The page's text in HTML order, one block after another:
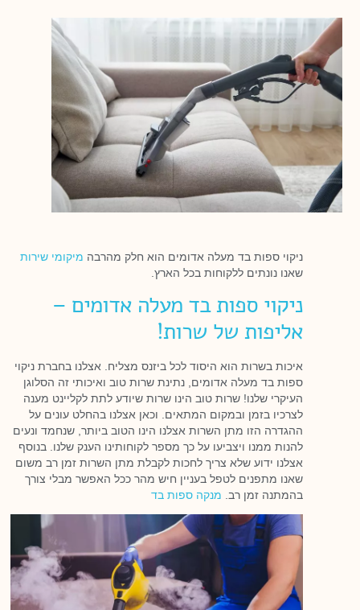
ניקוי ספות בד מעלה אדומים הוא חלק מהרבה מיקומי שירות
שאנו נונתים ללקוחות בכל הארץ.
ניקוי ספות בד מעלה אדומים –
אליפות של שרות!
איכות בשרות הוא היסוד לכל ביזנס מצליח. אצלנו בחברת ניקוי
ספות בד מעלה אדומים, נתינת שרות טוב ואיכותי זה הסלוגן
העיקרי שלנו! שרות טוב הינו שרות שיודע לתת לקליינט מענה
לצרכיו בזמן ובמקום המתאים. וכאן אצלנו בהחלט עונים על
ההגדרה הזו מתן השרות אצלנו הינו הטוב ביותר, שנחמד ונעים
להנות ממנו ויצביעו על כך מספר לקוחותינו הענק שלנו. בנוסף
אצלנו ידוע שלא צריך לחכות לקבלת מתן השרות זמן רב משום
שאנו מתפנים לטפל בעניין חיש מהר ככל האפשר מבלי צורך
בהמתנה זמן רב. מנקה ספות בד